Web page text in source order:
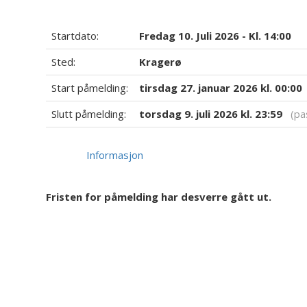
Startdato:
Fredag 10. Juli 2026 - Kl. 14:00
Sted:
Kragerø
Start påmelding:
tirsdag 27. januar 2026 kl. 00:00
Slutt påmelding:
torsdag 9. juli 2026 kl. 23:59
Informasjon
Fristen for påmelding har desverre gått ut.